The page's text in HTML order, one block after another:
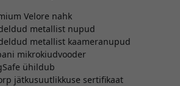
Velore nahk
metallist nupud
metallist kaameranupud
mikrokiudvooder
ühildub
jätkusuutlikkuse sertifikaat